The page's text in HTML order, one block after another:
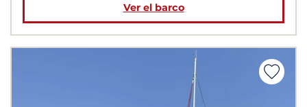
Ver el barco